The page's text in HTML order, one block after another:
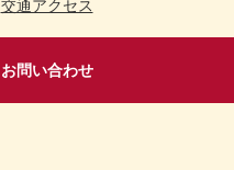
交通アクセス
お問い合わせ